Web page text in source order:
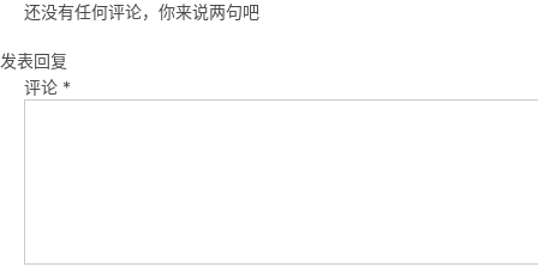
还没有任何评论，你来说两句吧
发表回复
评论 *